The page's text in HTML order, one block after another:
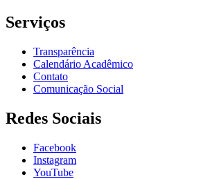
Serviços
Transparência
Calendário Acadêmico
Contato
Comunicação Social
Redes Sociais
Facebook
Instagram
YouTube